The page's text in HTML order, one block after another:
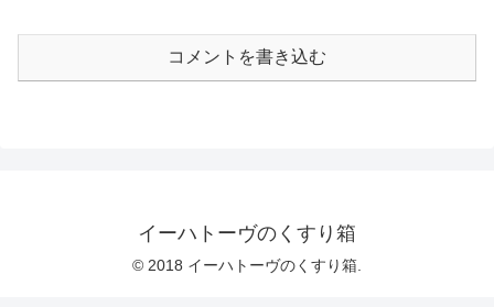
コメントを書き込む
イーハトーヴのくすり箱
© 2018 イーハトーヴのくすり箱.